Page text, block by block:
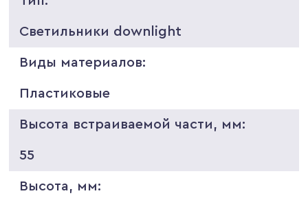
Светильники downlight
Виды материалов:
Пластиковые
Высота встраиваемой части, мм:
55
Высота, мм: